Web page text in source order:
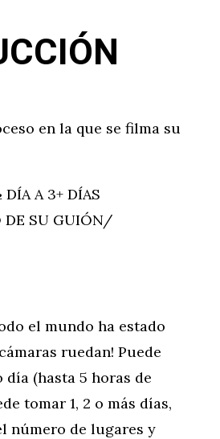
en la que se filma su
A 3+ DÍAS
DE SU GUIÓN/
el mundo ha estado
ruedan! Puede
(hasta 5 horas de
tomar 1, 2 o más días,
número de lugares y